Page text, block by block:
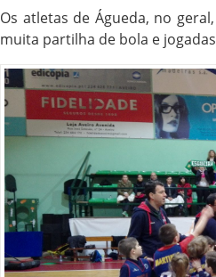
Os atletas de Águeda, no
muita partilha de bola e